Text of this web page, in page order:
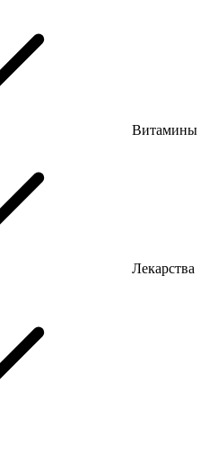
Витамины
Лекарства